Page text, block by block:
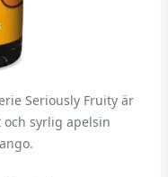
Seriously Fruity är
och syrlig apelsin